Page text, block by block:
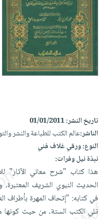
إختياراتنا
كتب
أكاديمية
صندوق
القراءة
iKitab
بلا
حدود
أسئلة
يتكرر
على
Android
تحميل
iKitab
على
Apple
أسئلة
يتكرر
طرحها
تحميل
masmu3
على
masmu3
على
Apple
المواضيع
الأكثر
مبيعاً
إختياراتنا
وسائل
القراءة
جوائز
تعليمية
الصحة
والعناية
الشخصية
جديد
العناية
الشخصية
العناية
وتصفيف
الشعر
العناية
بالجسم
المطبخ
والسفرة
جديد
الكل
أواني
الطهي
أدوات
متجر
الهدايا
أقسام
تاريخ النشر:01/01/2011
الناشر:عالم الكتب للطباعة والنشر
النوع:ورقي غلاف فني
نبذة نيل وفرات:
هذا كتاب "شرح معاني الآثار"
الحديث النبوي الشريف
في كتابه: "إتحاف المهرة بأطراف
تلي الكتب الستة، من حيث